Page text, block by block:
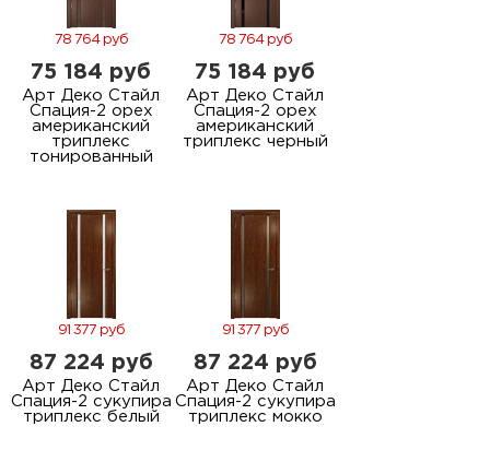
78 764 руб
75 184 руб
Арт Деко Стайл
Спация-2 орех
американский
триплекс
тонированный
78 764 руб
75 184 руб
Арт Деко Стайл
Спация-2 орех
американский
триплекс черный
91 377 руб
87 224 руб
Арт Деко Стайл
Спация-2 сукупира
триплекс белый
91 377 руб
87 224 руб
Арт Деко Стайл
Спация-2 сукупира
триплекс мокко